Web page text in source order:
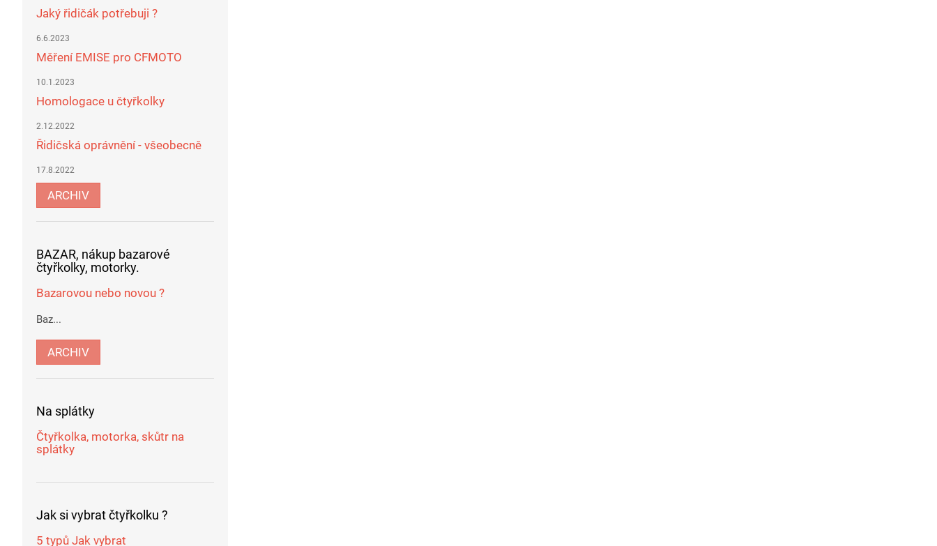
Jaký řidičák potřebuji ?
6.6.2023
Měření EMISE pro CFMOTO
10.1.2023
Homologace u čtyřkolky
2.12.2022
Řidičská oprávnění - všeobecně
17.8.2022
ARCHIV
BAZAR, nákup bazarové
čtyřkolky, motorky.
Bazarovou nebo novou ?
Baz...
ARCHIV
Na splátky
Čtyřkolka, motorka, skůtr na
splátky
Jak si vybrat čtyřkolku ?
5 typů Jak vybrat